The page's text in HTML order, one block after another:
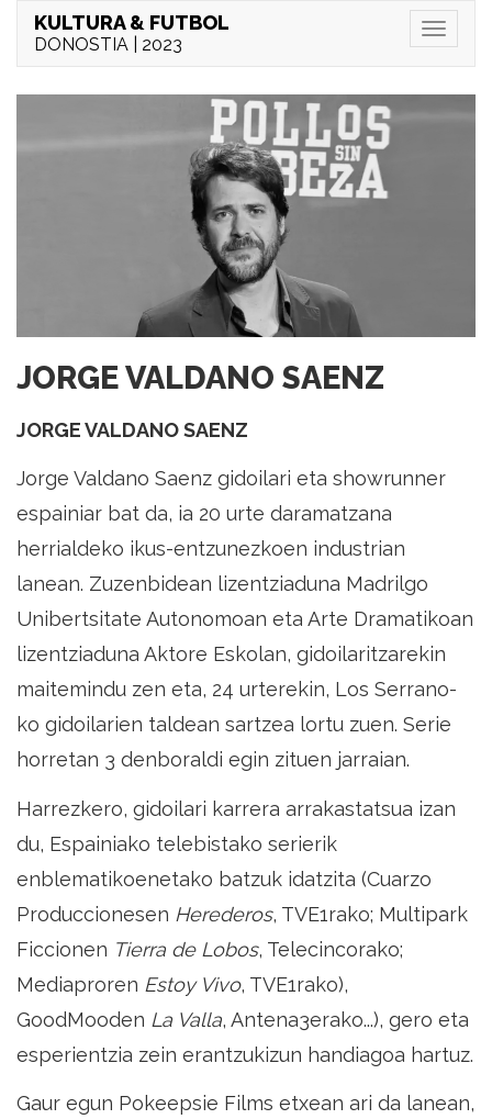
Menu
KULTURA & FUTBOL
DONOSTIA | 2023
JORGE VALDANO SAENZ
JORGE VALDANO SAENZ
Jorge Valdano Saenz gidoilari eta showrunner
espainiar bat da, ia 20 urte daramatzana
herrialdeko ikus-entzunezkoen industrian
lanean. Zuzenbidean lizentziaduna Madrilgo
Unibertsitate Autonomoan eta Arte Dramatikoan
lizentziaduna Aktore Eskolan, gidoilaritzarekin
maitemindu zen eta, 24 urterekin, Los Serrano-
ko gidoilarien taldean sartzea lortu zuen. Serie
horretan 3 denboraldi egin zituen jarraian.
Harrezkero, gidoilari karrera arrakastatsua izan
du, Espainiako telebistako serierik
enblematikoenetako batzuk idatzita (Cuarzo
Produccionesen Herederos, TVE1rako; Multipark
Ficcionen Tierra de Lobos, Telecincorako;
Mediaproren Estoy Vivo, TVE1rako),
GoodMooden La Valla, Antena3erako...), gero eta
esperientzia zein erantzukizun handiagoa hartuz.
Gaur egun Pokeepsie Films etxean ari da lanean,